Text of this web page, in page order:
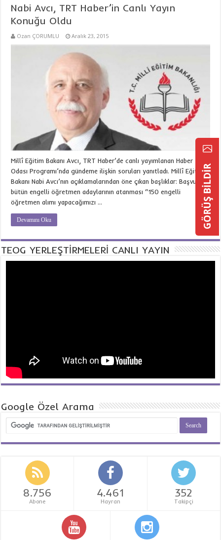
Nabi Avcı, TRT Haber’in Canlı Yayın
Konuğu Oldu
Ozan ÇORUMLU Aralık 23, 2015
Millî Eğitim Bakanı Avcı, TRT Haber’de canlı yayımlanan Haber
Odası Programı’nda gündeme ilişkin soruları yanıtladı. Millî Eğitim
Bakanı Nabi Avcı’nın açıklamalarından öne çıkan başlıklar: Başvuran
bütün engelli öğretmen adaylarının atanması “150 engelli
öğretmen alımı yapacağımızı …
Devamını Oku
TEOG YERLEŞTİRMELERİ CANLI YAYIN
Google Özel Arama
8.756
Abone
4.461
Hayran
352
Takipçi
GÖRÜŞ BİLDİR